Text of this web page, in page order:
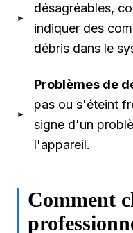
désagréables,
indiquer des
débris dans le
Problèmes de
pas ou s'éteint
signe d'un
l'appareil.
Comment